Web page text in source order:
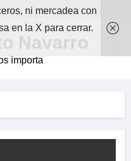
Navarro
importa
ni mercadea con
en la X para cerrar.